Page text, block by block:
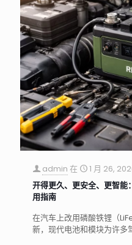
admin 在
1 月 26,
开得更久、更安全、更智能
用指南
在汽车上改用磷酸铁锂（
新，现代电池和模块为许多